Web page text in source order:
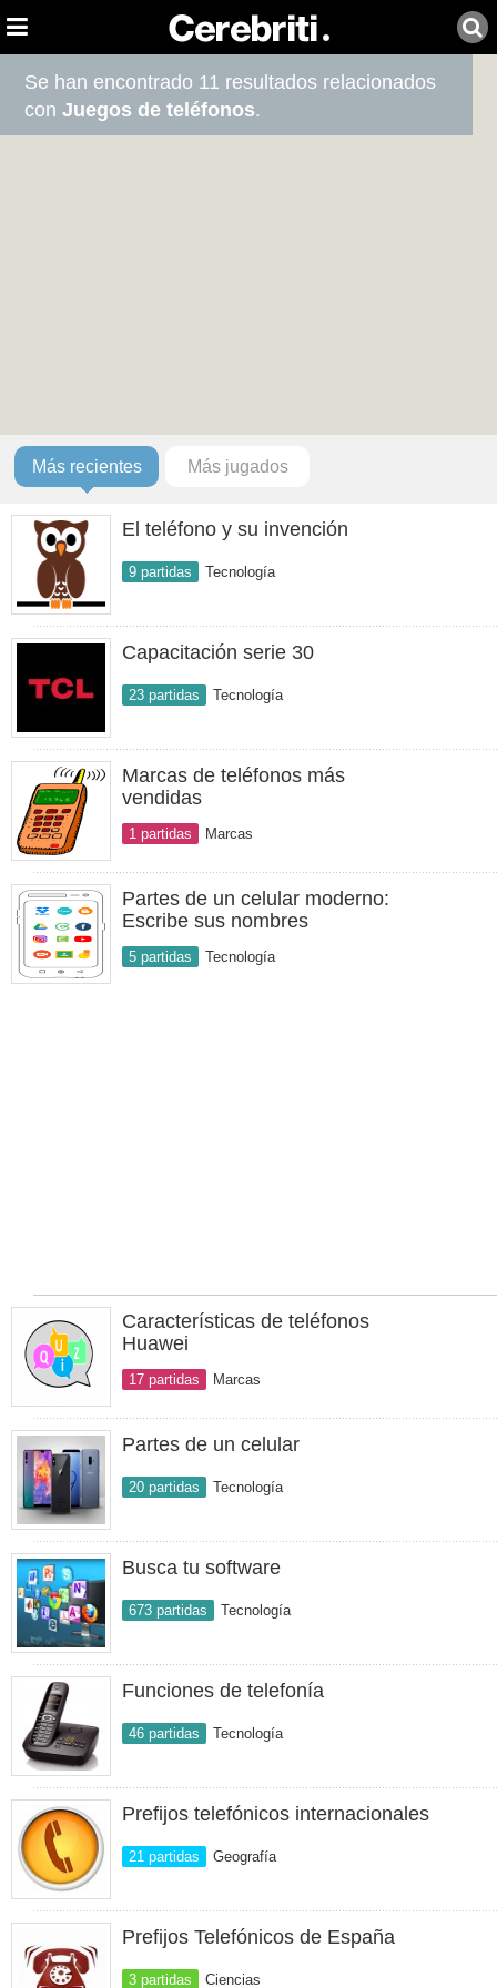
Se han encontrado 11 resultados relacionados
conJuegos de teléfonos.
Más recientes Más jugados
El teléfono y su invención
9 partidas Tecnología
Capacitación serie 30
23 partidas Tecnología
Marcas de teléfonos más
vendidas
1 partidas Marcas
Partes de un celular moderno:
Escribe sus nombres
5 partidas Tecnología
Características de teléfonos
Huawei
17 partidas Marcas
Partes de un celular
20 partidas Tecnología
Busca tu software
673 partidas Tecnología
Funciones de telefonía
46 partidas Tecnología
Prefijos telefónicos internacionales
21 partidas Geografía
Prefijos Telefónicos de España
3 partidas Ciencias